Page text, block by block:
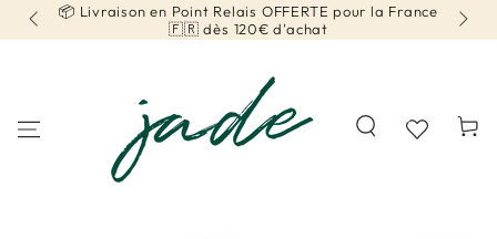
IGNORER LE
CONTENU
📦 Livraison en Point Relais OFFERTE pour la France
🇫🇷 dès 120€ d'achat
Panier